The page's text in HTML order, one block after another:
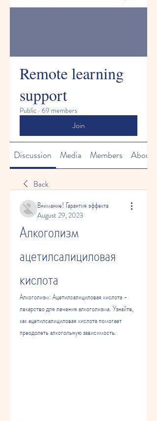
Remote learning
support
Public · 69 members
Join
Discussion Media Members About
Back
Внимание! Гарантия эффекта
August 29, 2023
Алкоголизм
ацетилсалициловая
кислота
Алкоголизм: Ацетилсалициловая кислота -
лекарство для лечения алкоголизма. Узнайте,
как ацетилсалициловая кислота помогает
преодолеть алкогольную зависимость.